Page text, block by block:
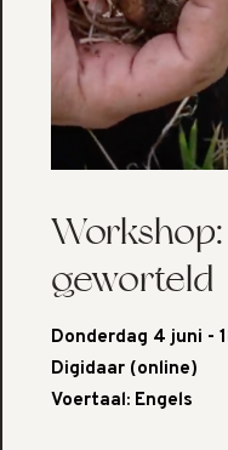
Workshop:
geworteld
Donderdag 4 juni -
Digidaar (online)
Voertaal: Engels